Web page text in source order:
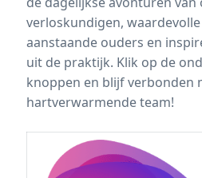
verloskundigen,
aanstaande ouders en
uit de praktijk. Klik op de
knoppen en blijf verbonden
hartverwarmende team!